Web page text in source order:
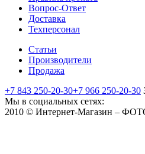
Вопрос-Ответ
Доставка
Техперсонал
Статьи
Производители
Продажа
+7 843 250-20-30+7 966 250-20-30
Мы в социальных сетях:
2010 © Интернет-Магазин –